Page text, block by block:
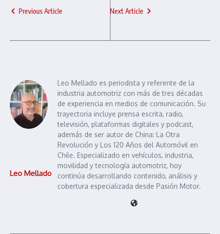
Previous Article Next Article
Leo Mellado
Leo Mellado es periodista y referente de la
industria automotriz con más de tres décadas
de experiencia en medios de comunicación. Su
trayectoria incluye prensa escrita, radio,
televisión, plataformas digitales y podcast,
además de ser autor de China: La Otra
Revolución y Los 120 Años del Automóvil en
Chile. Especializado en vehículos, industria,
movilidad y tecnología automotriz, hoy
continúa desarrollando contenido, análisis y
cobertura especializada desde Pasión Motor.